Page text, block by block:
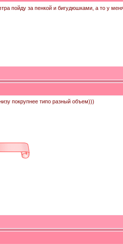
пойду за пенкой и бигудюшками, а то у
покрупнее типо разный объем)))